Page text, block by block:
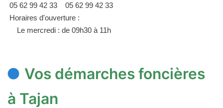
05 62 99 42 33
05 62 99 42 33
Horaires d'ouverture :
Le mercredi : de 09h30 à 11h
Vos démarches foncières
à Tajan